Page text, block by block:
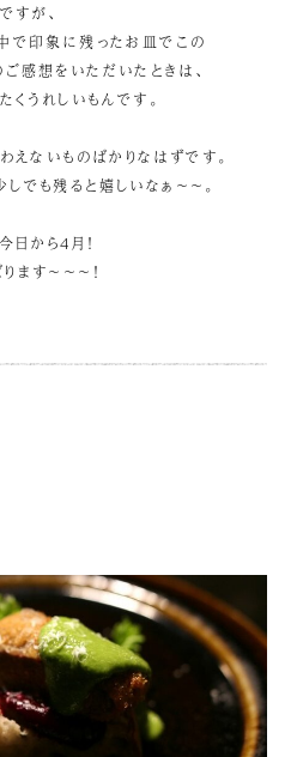
ですが、
で印象に残ったお皿でこの
感想をいただいたときは、
くうれしいもんです。
えないものばかりなはずです。
でも残ると嬉しいなぁ～～。
日から4月！
ます～～～！